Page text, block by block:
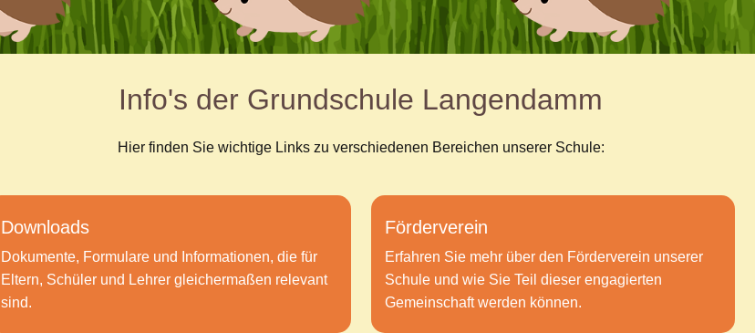
Info's der Grundschule Langendamm
Hier finden Sie wichtige Links zu verschiedenen Bereichen unserer Schule:
Downloads
Dokumente, Formulare und Informationen, die für
Eltern, Schüler und Lehrer gleichermaßen relevant
sind.
Förderverein
Erfahren Sie mehr über den Förderverein unserer
Schule und wie Sie Teil dieser engagierten
Gemeinschaft werden können.